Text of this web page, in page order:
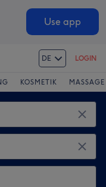
Use app
DE LOGIN
KOSMETIK MASSAGE